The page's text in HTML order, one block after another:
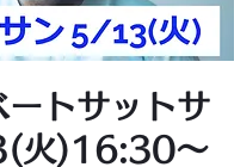
ートサットサ
火)16:30〜